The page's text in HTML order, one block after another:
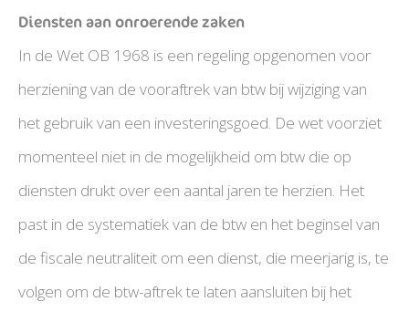
Diensten aan onroerende zaken
In de Wet OB 1968 is een regeling opgenomen voor
herziening van de vooraftrek van btw bij wijziging van
het gebruik van een investeringsgoed. De wet voorziet
momenteel niet in de mogelijkheid om btw die op
diensten drukt over een aantal jaren te herzien. Het
past in de systematiek van de btw en het beginsel van
de fiscale neutraliteit om een dienst, die meerjarig is, te
volgen om de btw-aftrek te laten aansluiten bij het